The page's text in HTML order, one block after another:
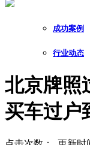
成功案例
行业动态
北京牌照
买车过户